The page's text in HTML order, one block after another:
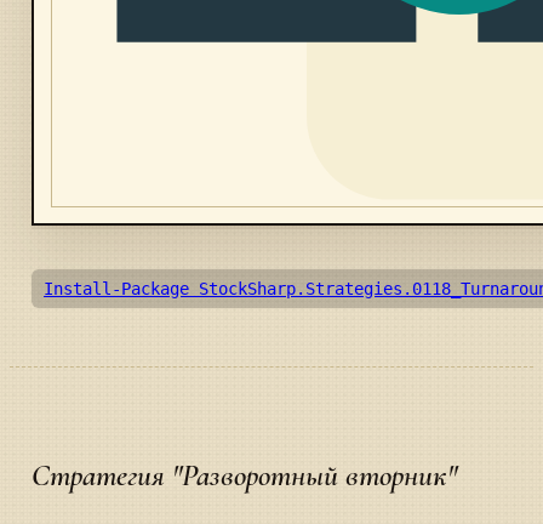
Install-Package
Стратегия "Разворотный вторник"